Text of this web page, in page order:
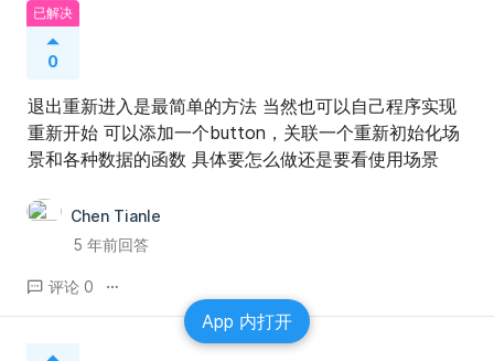
已解决
0
退出重新进入是最简单的方法 当然也可以自己程序实现
重新开始 可以添加一个button，关联一个重新初始化场
景和各种数据的函数 具体要怎么做还是要看使用场景
Chen Tianle
5 年前回答
评论 0
App 内打开